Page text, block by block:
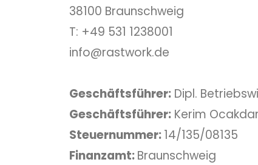
38100 Braunschweig
T: +49 531 1238001
info@rastwork.de
Geschäftsführer: Dipl.
Geschäftsführer: Kerim
Steuernummer:14/135/08135
Finanzamt:Braunschweig